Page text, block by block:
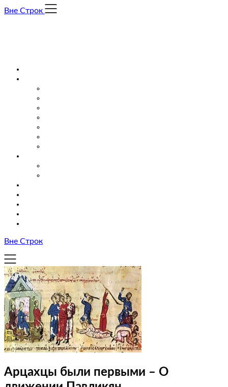
Skip
Вне Строк
Вне Строк
Арцахцы были первыми – О